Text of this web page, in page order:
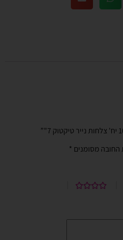
החובה מסומנים *